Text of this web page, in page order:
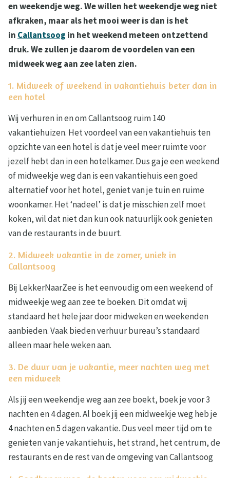
en weekendje weg. We willen het weekendje weg niet
afkraken, maar als het mooi weer is dan is het
in Callantsoog in het weekend meteen ontzettend
druk. We zullen je daarom de voordelen van een
midweek weg aan zee laten zien.
1. Midweek of weekend in vakantiehuis beter dan in
een hotel
Wij verhuren in en om Callantsoog ruim 140
vakantiehuizen. Het voordeel van een vakantiehuis ten
opzichte van een hotel is dat je veel meer ruimte voor
jezelf hebt dan in een hotelkamer. Dus ga je een weekend
of midweekje weg dan is een vakantiehuis een goed
alternatief voor het hotel, geniet van je tuin en ruime
woonkamer. Het ‘nadeel’ is dat je misschien zelf moet
koken, wil dat niet dan kun ook natuurlijk ook genieten
van de restaurants in de buurt.
2. Midweek vakantie in de zomer, uniek in
Callantsoog
Bij LekkerNaarZee is het eenvoudig om een weekend of
midweekje weg aan zee te boeken. Dit omdat wij
standaard het hele jaar door midweken en weekenden
aanbieden. Vaak bieden verhuur bureau’s standaard
alleen maar hele weken aan.
3. De duur van je vakantie, meer nachten weg met
een midweek
Als jij een weekendje weg aan zee boekt, boek je voor 3
nachten en 4 dagen. Al boek jij een midweekje weg heb je
4 nachten en 5 dagen vakantie. Dus veel meer tijd om te
genieten van je vakantiehuis, het strand, het centrum, de
restaurants en de rest van de omgeving van Callantsoog